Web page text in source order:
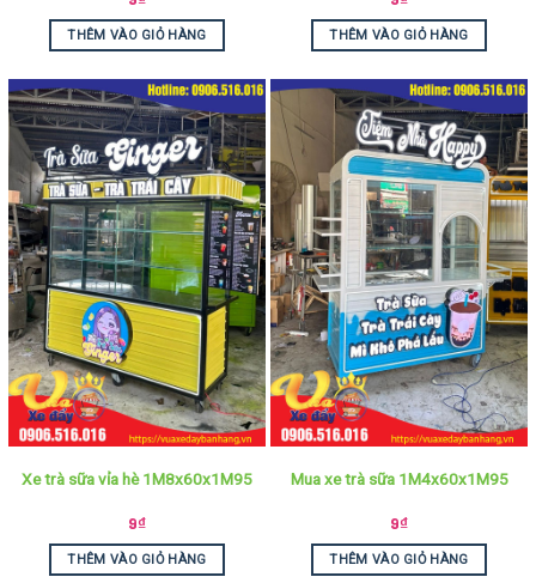
THÊM VÀO GIỎ HÀNG THÊM VÀO GIỎ HÀNG
Xe trà sữa vỉa hè 1M8x60x1M95
9₫
THÊM VÀO GIỎ HÀNG
Mua xe trà sữa 1M4x60x1M95
9₫
THÊM VÀO GIỎ HÀNG